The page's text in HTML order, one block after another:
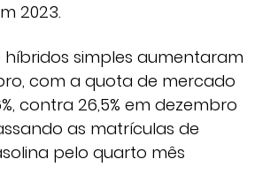
2023.
híbridos simples aumentaram
com a quota de mercado
contra 26,5% em dezembro
as matrículas de
pelo quarto mês